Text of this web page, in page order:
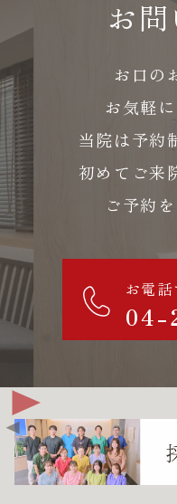
お
お口の
お気軽
当院は予約
初めてご来
ご予約
お電
04-